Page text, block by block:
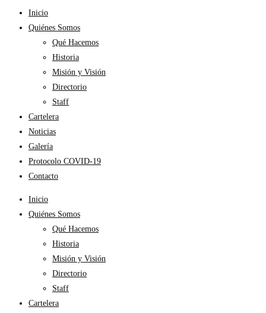
Inicio
Quiénes Somos
Qué Hacemos
Historia
Misión y Visión
Directorio
Staff
Cartelera
Noticias
Galería
Protocolo COVID-19
Contacto
Inicio
Quiénes Somos
Qué Hacemos
Historia
Misión y Visión
Directorio
Staff
Cartelera